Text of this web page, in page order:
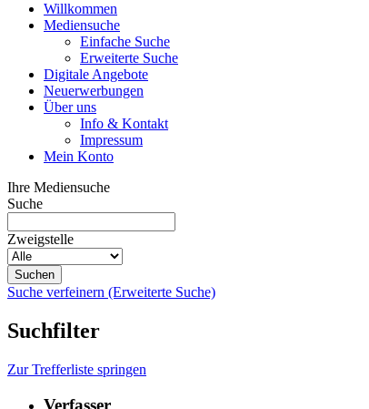
Willkommen
Mediensuche
Einfache Suche
Erweiterte Suche
Digitale Angebote
Neuerwerbungen
Über uns
Info & Kontakt
Impressum
Mein Konto
Ihre Mediensuche
Suche
Zweigstelle
Suche verfeinern (Erweiterte Suche)
Suchfilter
Zur Trefferliste springen
Verfasser